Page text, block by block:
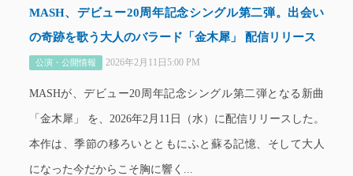
MASH、デビュー20周年記念シングル第二弾。出会い
の奇跡を歌う大人のバラード「金木犀」 配信リリース
公演・公開情報 2026年2月11日5:00 PM
MASHが、デビュー20周年記念シングル第二弾となる新曲
「金木犀」 を、2026年2月11日（水）に配信リリースした。
本作は、季節の移ろいとともにふと蘇る記憶、そして大人
になった今だからこそ胸に響く...